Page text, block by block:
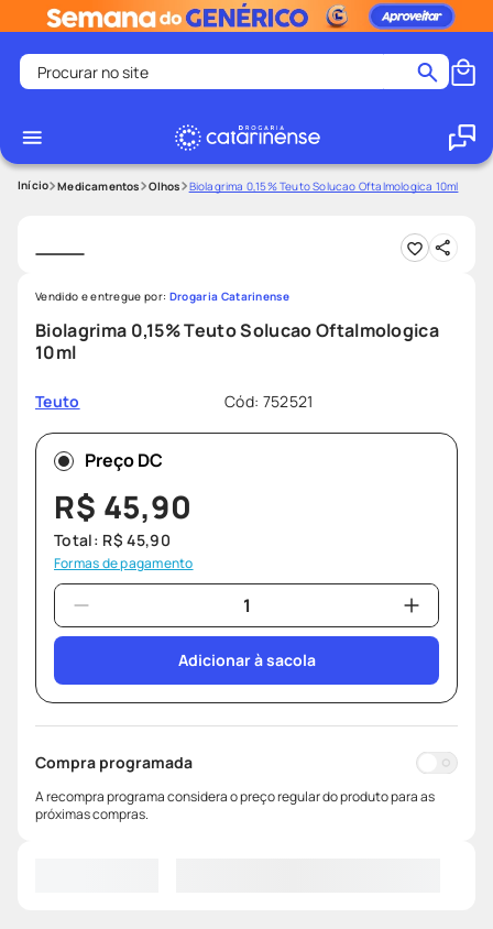
Procurar no site
1
2º
medley
4º
shampoo
5º
tadalafila
6º
lenço umedecido
7º
ozivy
8º
protetor solar
9º
fralda pampers
º teste gravidez
Medicamentos Olhos Biolagrima 0,15% Teuto Solucao Oftalmologica 10ml
Biolagrima 0,15% Teuto Solucao Oftalmologica
10ml
Teuto Cód: 752521
Vendido e entregue por: Drogaria Catarinense
Preço DC
R$ 45,90
Total: R$ 45,90
Formas de pagamento
Adicionar à sacola
Compra programada
A recompra programa considera o preço regular do produto para as
próximas compras.